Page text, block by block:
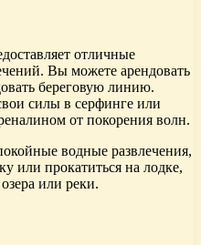
отличные
Вы можете арендовать
береговую линию.
силы в серфинге или
от покорения волн.
водные развлечения,
или прокатиться на лодке,
или реки.